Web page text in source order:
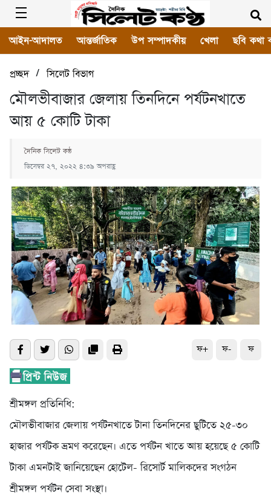
আইন-আদালত আন্তর্জাতিক উপ সম্পাদকীয় খেলা ছবি কথা
প্রচ্ছদ/সিলেট বিভাগ
মৌলভীবাজার জেলায় তিনদিনে পর্যটনখাতে
আয় ৫ কোটি টাকা
দৈনিক সিলেট কন্ঠ
ডিসেম্বর ২৭, ২০২২ ৪:৩৯ অপরাহ্ণ
ফ+ ফ- ফ
শ্রীমঙ্গল প্রতিনিধি:
মৌলভীবাজার জেলায় পর্যটনখাতে টানা তিনদিনের ছুটিতে ২৫-৩০
হাজার পর্যটক ভ্রমণ করেছেন। এতে পর্যটন খাতে আয় হয়েছে ৫ কোটি
টাকা এমনটাই জানিয়েছেন হোটেল- রিসোর্ট মালিকদের সংগঠন
শ্রীমঙ্গল পর্যটন সেবা সংস্থা।